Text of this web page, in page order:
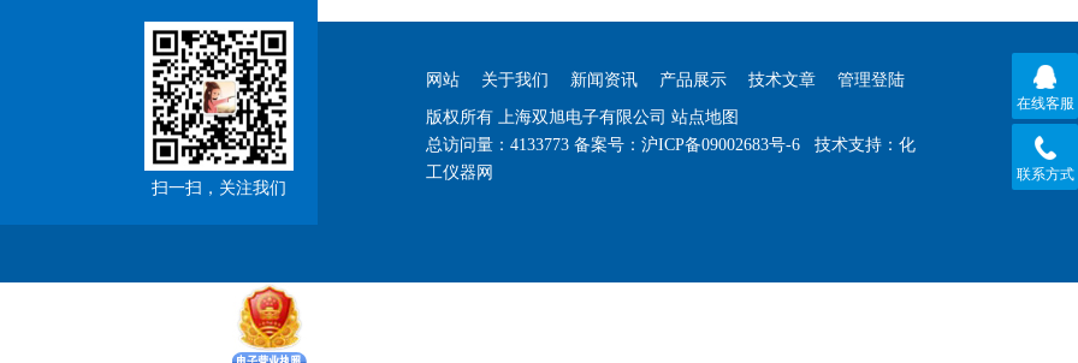
扫一扫，关注我们
网站 关于我们 新闻资讯 产品展示 技术文章 管理登陆
版权所有 上海双旭电子有限公司 站点地图
总访问量： 4133773 备案号： 沪ICP备09002683号-6 技术支持： 化
工仪器网
在线客服
联系方式